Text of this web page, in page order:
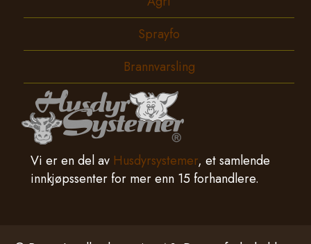
Sprayfo
Brannvarsling
Vi er en del av Husdyrsystemer, et samlende
innkjøpssenter for mer enn 15 forhandlere.